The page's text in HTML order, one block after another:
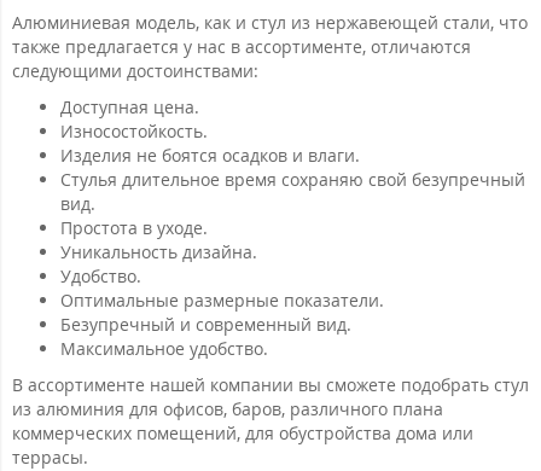
Алюминиевая модель, как и стул из нержавеющей стали, что
также предлагается у нас в ассортименте, отличаются
следующими достоинствами:
Доступная цена.
Износостойкость.
Изделия не боятся осадков и влаги.
Стулья длительное время сохраняю свой безупречный
вид.
Простота в уходе.
Уникальность дизайна.
Удобство.
Оптимальные размерные показатели.
Безупречный и современный вид.
Максимальное удобство.
В ассортименте нашей компании вы сможете подобрать стул
из алюминия для офисов, баров, различного плана
коммерческих помещений, для обустройства дома или
террасы.